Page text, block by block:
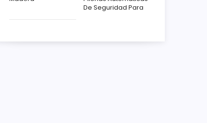
De Seguridad Para